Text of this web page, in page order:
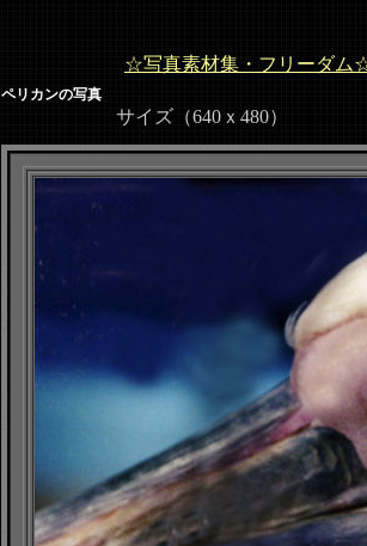
☆写真素材集・フリーダム
ペリカンの写真
サイズ（640ｘ480）